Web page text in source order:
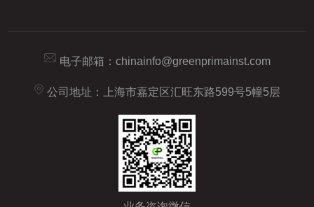
电子邮箱： chinainfo@greenprimainst.com
公司地址：上海市嘉定区汇旺东路599号5幢5层